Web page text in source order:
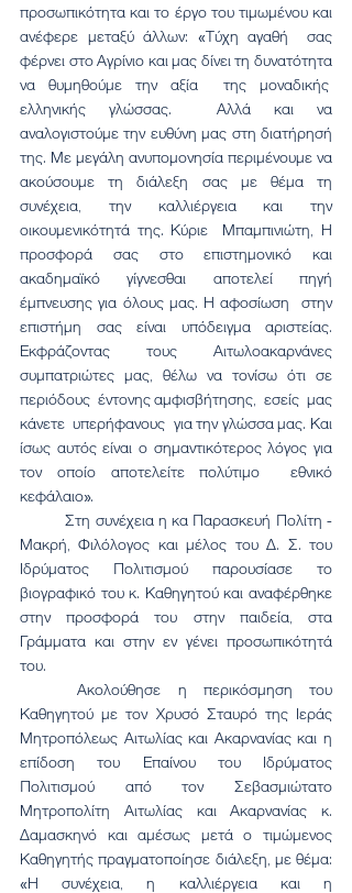
προσωπικότητα και το έργο του τιμωμένου και
ανέφερε μεταξύ άλλων: «Τύχη αγαθή  σας
φέρνει στο Αγρίνιο και μας δίνει τη δυνατότητα
να θυμηθούμε την αξία  της μοναδικής
ελληνικής γλώσσας.  Αλλά και να
αναλογιστούμε την ευθύνη μας στη διατήρησή
της. Με μεγάλη ανυπομονησία περιμένουμε να
ακούσουμε τη διάλεξη σας με θέμα τη
συνέχεια, την καλλιέργεια και την
οικουμενικότητά της. Κύριε  Μπαμπινιώτη, Η
προσφορά σας στο επιστημονικό και
ακαδημαϊκό γίγνεσθαι αποτελεί πηγή
έμπνευσης για όλους μας. Η αφοσίωση  στην
επιστήμη σας είναι υπόδειγμα αριστείας.
Εκφράζοντας τους Αιτωλοακαρνάνες
συμπατριώτες μας, θέλω να τονίσω ότι σε
περιόδους  έντονης αμφισβήτησης,  εσείς  μας
κάνετε  υπερήφανους  για την γλώσσα μας. Και
ίσως αυτός είναι ο σημαντικότερος λόγος για
τον οποίο αποτελείτε πολύτιμο  εθνικό
κεφάλαιο».
	Στη συνέχεια η κα Παρασκευή Πολίτη -
Μακρή, Φιλόλογος και μέλος του Δ. Σ. του
Ιδρύματος Πολιτισμού παρουσίασε το
βιογραφικό του κ. Καθηγητού και αναφέρθηκε
στην προσφορά του στην παιδεία, στα
Γράμματα και στην εν γένει προσωπικότητά
του.
	Ακολούθησε η περικόσμηση του
Καθηγητού με τον Χρυσό Σταυρό της Ιεράς
Μητροπόλεως Αιτωλίας και Ακαρνανίας και η
επίδοση του Επαίνου του Ιδρύματος
Πολιτισμού από τον Σεβασμιώτατο
Μητροπολίτη Αιτωλίας και Ακαρνανίας κ.
Δαμασκηνό και αμέσως μετά ο τιμώμενος
Καθηγητής πραγματοποίησε διάλεξη, με θέμα:
«Η συνέχεια, η καλλιέργεια και η